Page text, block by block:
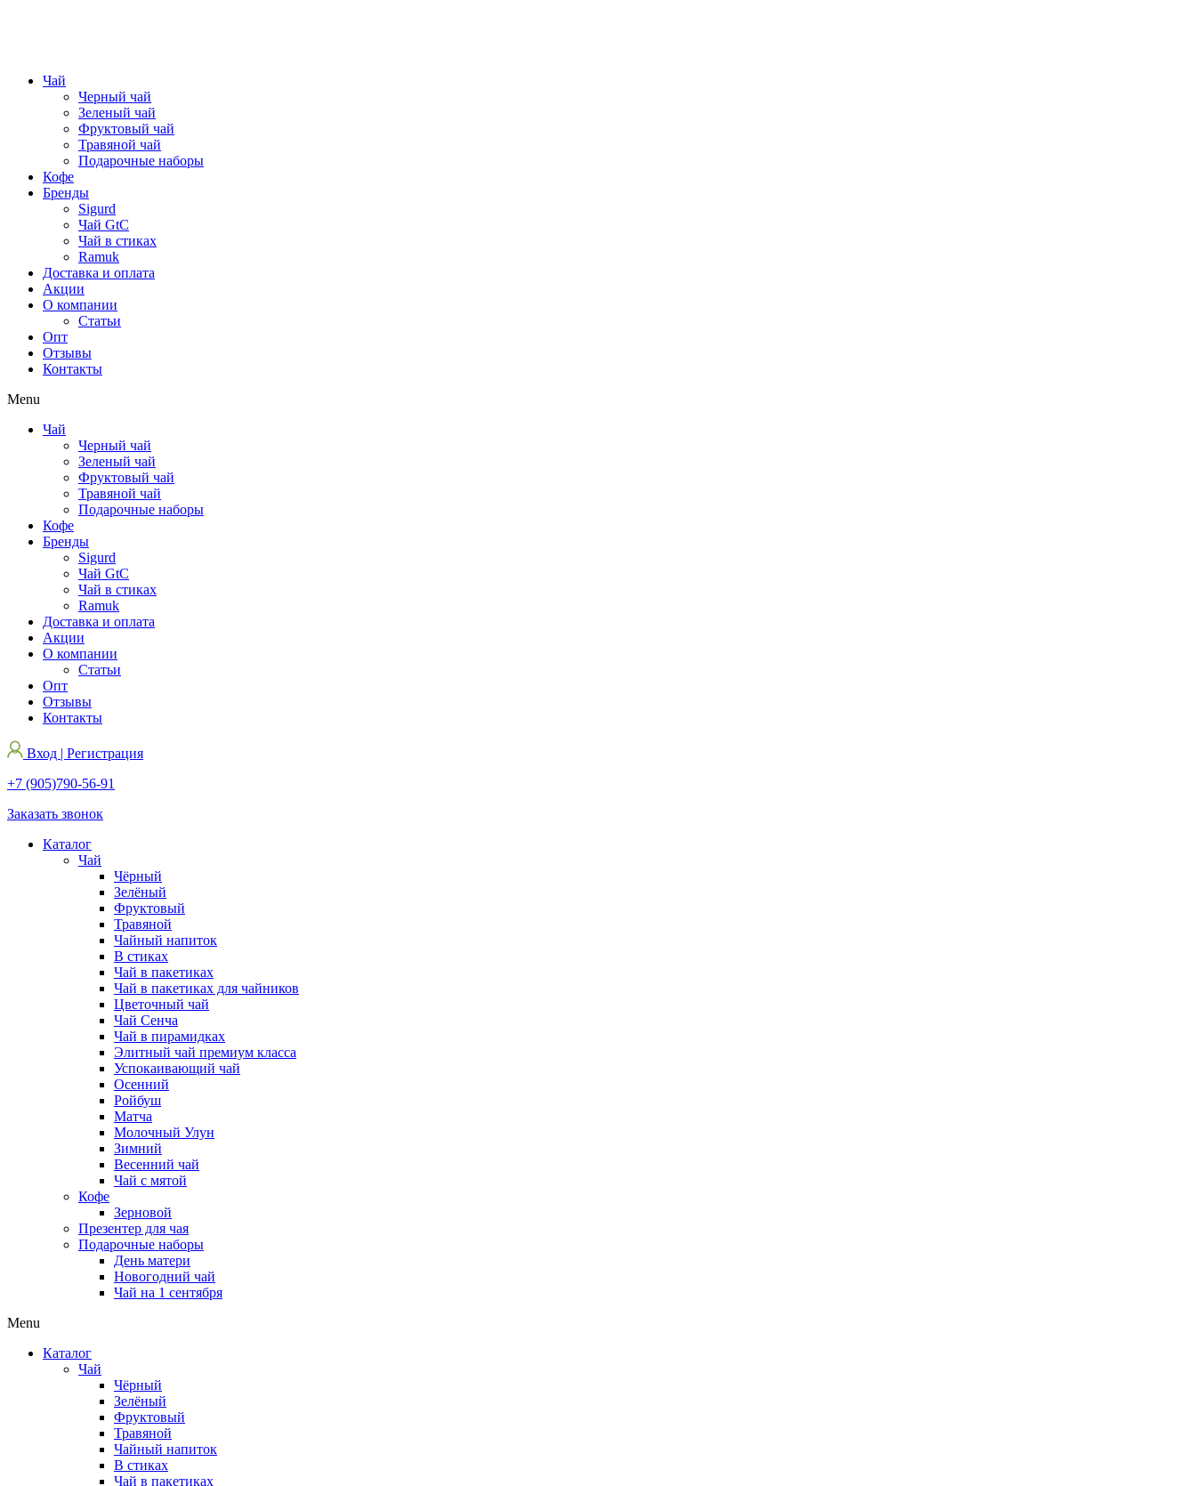
Чай
Черный чай
Зеленый чай
Фруктовый чай
Травяной чай
Подарочные наборы
Кофе
Бренды
Sigurd
Чай GtC
Чай в стиках
Ramuk
Доставка и оплата
Акции
О компании
Статьи
Опт
Отзывы
Контакты
Menu
Чай
Черный чай
Зеленый чай
Фруктовый чай
Травяной чай
Подарочные наборы
Кофе
Бренды
Sigurd
Чай GtC
Чай в стиках
Ramuk
Доставка и оплата
Акции
О компании
Статьи
Опт
Отзывы
Контакты
Вход | Регистрация
+7 (905)790-56-91
Заказать звонок
Каталог
Чай
Чёрный
Зелёный
Фруктовый
Травяной
Чайный напиток
В стиках
Чай в пакетиках
Чай в пакетиках для чайников
Цветочный чай
Чай Сенча
Чай в пирамидках
Элитный чай премиум класса
Успокаивающий чай
Осенний
Ройбуш
Матча
Молочный Улун
Зимний
Весенний чай
Чай с мятой
Кофе
Зерновой
Презентер для чая
Подарочные наборы
День матери
Новогодний чай
Чай на 1 сентября
Menu
Каталог
Чай
Чёрный
Зелёный
Фруктовый
Травяной
Чайный напиток
В стиках
Чай в пакетиках